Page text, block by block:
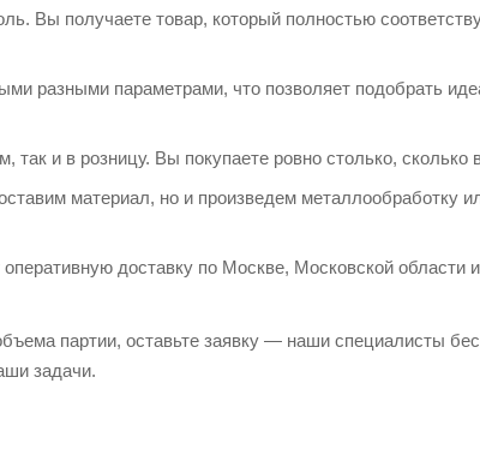
Вы получаете товар, который полностью
разными параметрами, что позволяет подобрать
так и в розницу. Вы покупаете ровно столько, сколько
материал, но и произведем металлообработку
доставку по Москве, Московской области
партии, оставьте заявку — наши специалисты
задачи.